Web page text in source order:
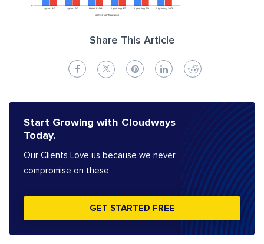
Share This Article
Start Growing with Cloudways
Today.
Our Clients Love us because we never
compromise on these
GET STARTED FREE